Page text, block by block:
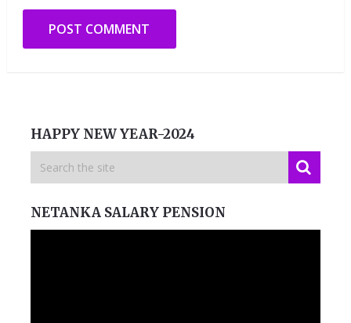
HAPPY NEW YEAR-2024
NETANKA SALARY PENSION